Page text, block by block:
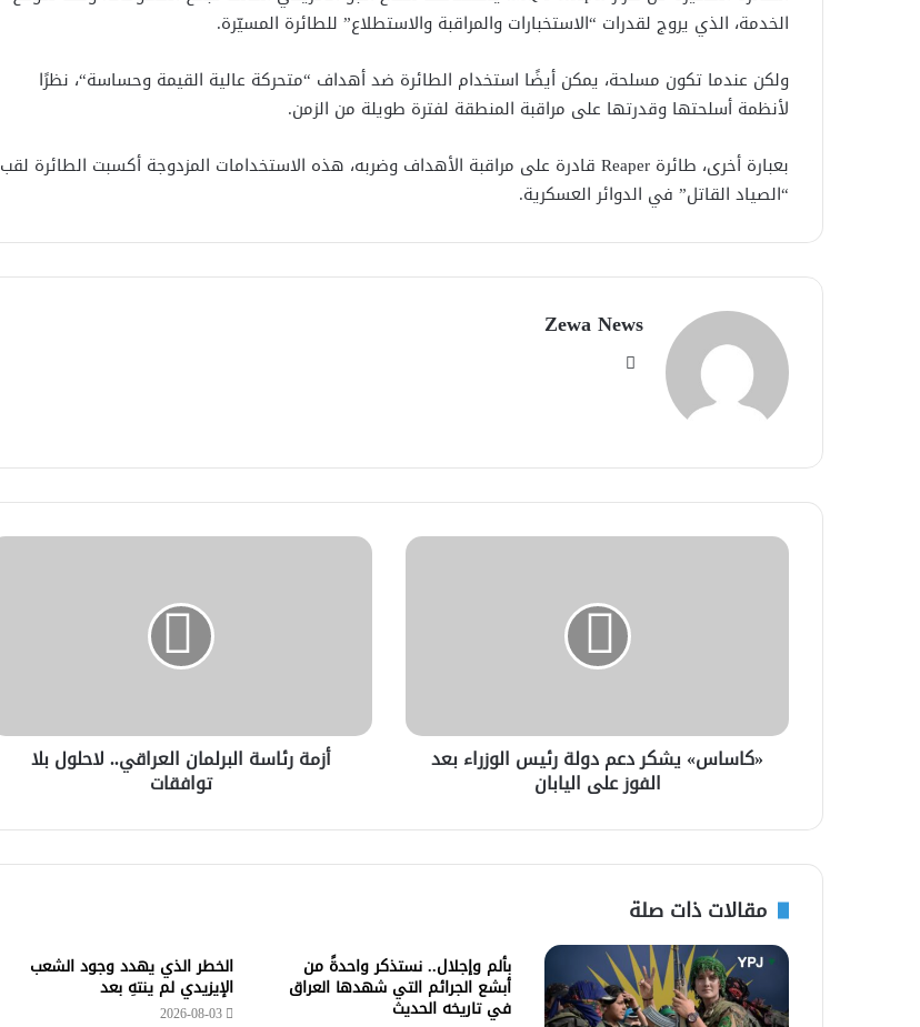
الخدمة، الذي يروج لقدرات “الاستخبارات والمراقبة والاستطلاع” للطائرة المسيّرة.
ولكن عندما تكون مسلحة، يمكن أيضًا استخدام الطائرة ضد أهداف “متحركة عالية القيمة وحساسة“، نظرًا
لأنظمة أسلحتها وقدرتها على مراقبة المنطقة لفترة طويلة من الزمن.
بعبارة أخرى، طائرة Reaper قادرة على مراقبة الأهداف وضربه، هذه الاستخدامات المزدوجة أكسبت الطائرة لقب
“الصياد القاتل” في الدوائر العسكرية.
Zewa News
«كاساس» يشكر دعم دولة رئيس الوزراء بعد
الفوز على اليابان
أزمة رئاسة البرلمان العراقي.. لاحلول بلا
توافقات
مقالات ذات صلة
بألم وإجلال.. نستذكر واحدةً من
أبشع الجرائم التي شهدها العراق
في تاريخه الحديث
الخطر الذي يهدد وجود الشعب
الإيزيدي لم ينتهِ بعد
2026-08-03